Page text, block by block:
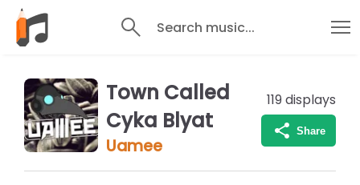
Search music...
Town Called
Cyka Blyat
Uamee
119 displays
Share